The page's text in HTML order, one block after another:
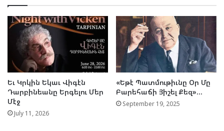
Եւ Կրկին Եկաւ Վիգէն
Դարբինեանը Երգելու Մեր
Մէջ
July 11, 2026
«Եթէ Պատմութիւնը Օր Մը
Բարեհաճի Յիշել Քեզ»…
September 19, 2025